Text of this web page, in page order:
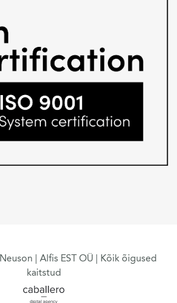
| Alfis EST OÜ | Kõik õigused
kaitstud